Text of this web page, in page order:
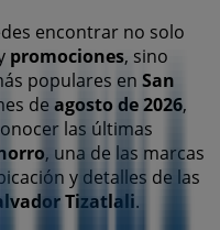
encontrar no solo
promociones, sino
populares en San
de agosto de 2026,
las últimas
, una de las marcas
y detalles de las
Tizatlali.